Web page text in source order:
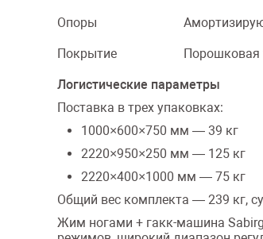
Опоры
Покрытие Порошковая
Логистические параметры
Поставка в трех упаковках:
1000×600×750 мм — 39 кг
2220×950×250 мм — 125 кг
2220×400×1000 мм — 75 кг
Общий вес комплекта — 239 кг,
Жим ногами + гакк-машина